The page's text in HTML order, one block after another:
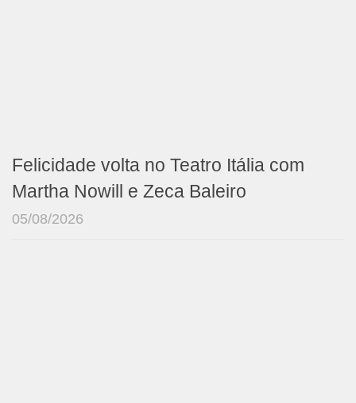
Felicidade volta no Teatro Itália com
Martha Nowill e Zeca Baleiro
05/08/2026